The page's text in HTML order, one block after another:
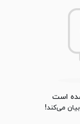
است
می‌کند!